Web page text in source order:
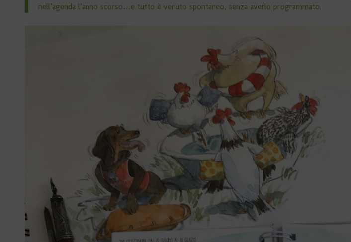
nell’agenda l’anno scorso…e tutto è venuto spontaneo, senza averlo programmato.